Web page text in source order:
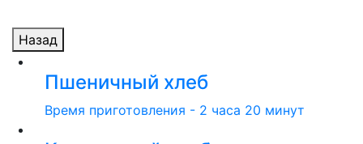
Назад
Пшеничный хлеб
Время приготовления - 2 часа 20 минут